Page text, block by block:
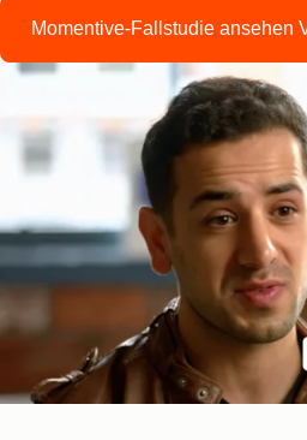
Momentive-Fallstudie ansehen